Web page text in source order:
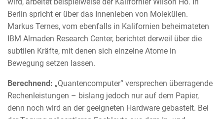
wird, arbeitet beispielweise der Kalifornier Wilson Ho. In
Berlin spricht er über das Innenleben von Molekülen.
Markus Ternes, vom ebenfalls in Kalifornien beheimateten
IBM Almaden Research Center, berichtet derweil über die
subtilen Kräfte, mit denen sich einzelne Atome in
Bewegung setzen lassen.
Berechnend: „Quantencomputer“ versprechen überragende
Rechenleistungen – bislang jedoch nur auf dem Papier,
denn noch wird an der geeigneten Hardware gebastelt. Bei